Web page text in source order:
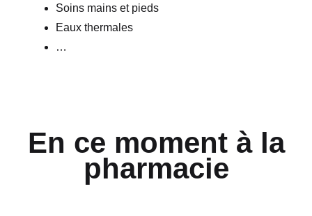
Soins mains et pieds
Eaux thermales
…
En ce moment à la
pharmacie